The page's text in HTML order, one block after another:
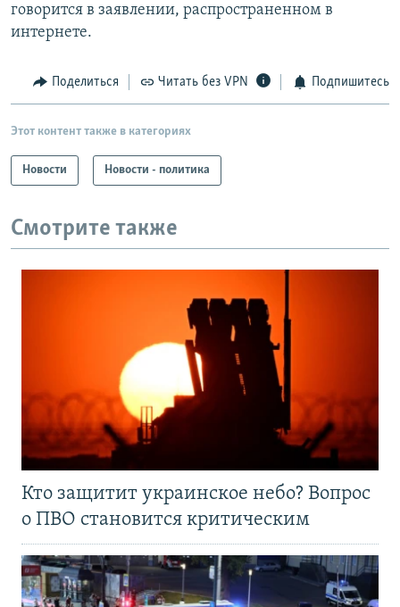
говорится в заявлении, распространенном в
интернете.
Поделиться Читать без VPN Подпишитесь
Этот контент также в категориях
Новости Новости - политика
Смотрите также
Кто защитит украинское небо? Вопрос
о ПВО становится критическим